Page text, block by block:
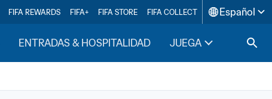
FIFA REWARDS FIFA+ FIFA STORE FIFA COLLECT Español
ENTRADAS & HOSPITALIDAD JUEGA INSIDE